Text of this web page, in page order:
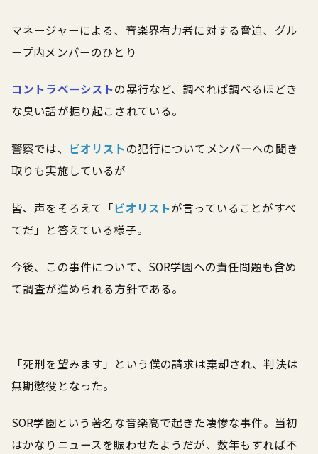
マネージャーによる、音楽界有力者に対する脅迫、グル
ープ内メンバーのひとり
コントラベーシストの暴行など、調べれば調べるほどき
な臭い話が掘り起こされている。
警察では、 ビオリストの犯行についてメンバーへの聞き
取りも実施しているが
皆、声をそろえて「ビオリストが言っていることがすべ
てだ」と答えている様子。
今後、この事件について、SOR学園への責任問題も含め
て調査が進められる方針である。
「死刑を望みます」という僕の請求は棄却され、判決は
無期懲役となった。
SOR学園という著名な音楽高で起きた凄惨な事件。当初
はかなりニュースを賑わせたようだが、数年もすれば不